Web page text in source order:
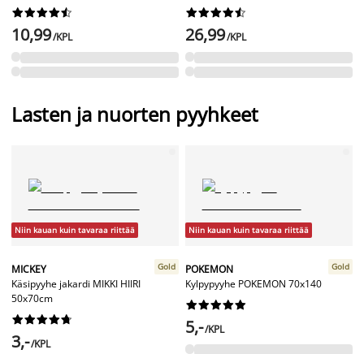






10,99/KPL






26,99/KPL
Lasten ja nuorten pyyhkeet
Niin kauan kuin tavaraa riittää
MICKEY
Käsipyyhe jakardi MIKKI HIIRI
50x70cm
Gold






3,-/KPL
Niin kauan kuin tavaraa riittää
POKEMON
Kylpypyyhe POKEMON 70x140
Gold






5,-/KPL